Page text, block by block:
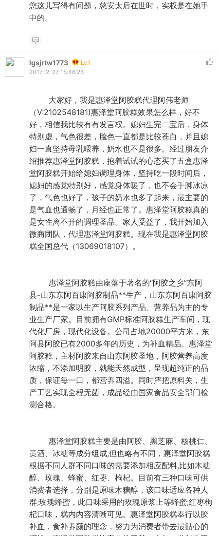
您这儿写得有问题，慈安太后在世时，实权是在她手
中的。
lgsjrtw1773
Lv.1
2017-2-27 15:46:26
大家好，我是惠泽堂阿胶糕代理阿伟老师
（V:2102548181)惠泽堂阿胶糕效果怎么样，好不
好，相信我比较有有发言权。媳妇生完二宝后，身体
特别虚，气色很差，脸色一直都是比较苍白，并且媳
妇一直坚持母乳喂养，奶水也不是很多。经过朋友介
绍推荐惠泽堂阿胶糕，抱着试试的心态买了五盒惠泽
堂阿胶糕开始给媳妇调理身体，坚持吃一段时间后，
媳妇的感觉特别好，感觉身体暖了，也不会手脚冰凉
了，气色也好了，孩子的奶水也多了起来，最主要的
是气血也通畅了，月经也正常了。惠泽堂阿胶糕真的
是女性离不开的调理圣品。家人受益了，我开始加入
微商团队，代理惠泽堂阿胶糕。现在我是惠泽堂阿胶
糕全国总代（13069018107）。
惠泽堂阿胶糕由座落于著名的“阿胶之乡”东阿
县-山东东阿百康阿胶制品**生产，山东东阿百康阿胶
制品**是一家以生产阿胶系列产品、营养品为主的专
业生产厂家。目前拥有GMP标准阿胶糕生产车间，现
代化厂房，现代化设备。公司占地20000平方米，东
阿县阿胶已有2000多年的历史，为补血精品。惠泽堂
阿胶糕，主材阿胶来自山东阿胶圣地，阿胶营养高度
浓缩，不添加明胶，就能天然成型，呈现超纯正的品
质，保证每一口，都营养四溢。同时严把原料关，生
产工艺实现全程无菌，成品经由国家食品安全部门检
测合格。
惠泽堂阿胶糕主要是由阿胶、黑芝麻、核桃仁、
黄酒、冰糖等成分组成,但也略有不同，惠泽堂阿胶糕
根据不同人群不同口味的需要添加相应配料,比如木糖
醇、玫瑰、蜂蜜、红枣、枸杞。目前有三种口味可供
消费者选择，分别是原味木糖醇，该口味适应各种人
群;玫瑰蜂蜜，此口味采用的玫瑰原浆上等蜂蜜;红枣枸
杞口味，糕内内容清晰可见。惠泽堂阿胶糕奉行以胶
补血，食补养颜的理念，努力为消费者带去最贴心的